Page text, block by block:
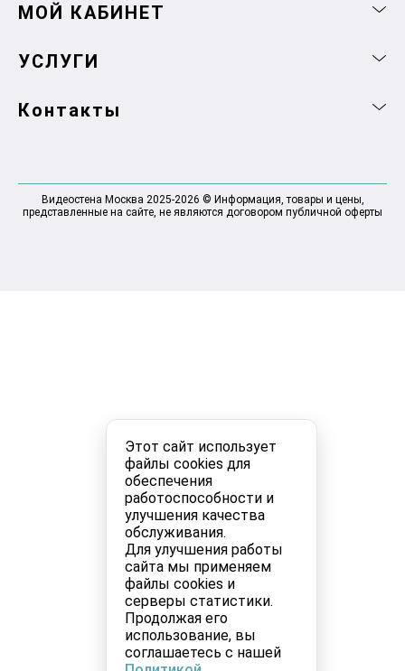
Этот сайт использует
файлы cookies для
обеспечения
работоспособности и
улучшения качества
обслуживания.
Для улучшения работы
сайта мы применяем
файлы cookies и
серверы статистики.
Продолжая его
использование, вы
соглашаетесь с нашей
МОЙ КАБИНЕТ
УСЛУГИ
Контакты
Видеостена Москва 2025-2026 © Информация, товары и цены,
представленные на сайте, не являются договором публичной оферты